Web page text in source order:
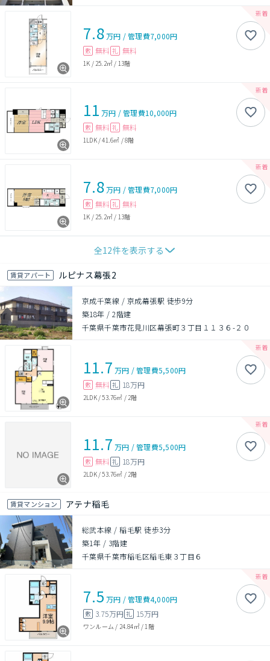
7.8万円 /管理費7,000円
敷 無料 礼 無料
1K / 25.2㎡ / 13階
11 万円 /管理費10,000円
敷 無料 礼 無料
1LDK/41.6㎡ /8階
7.8万円 /管理費7,000円
敷 無料 礼 無料
1K / 25.2㎡ / 13階
全12件を表示する
賃貸アパート ルピナス幕張2
京成千葉線 / 京成幕張駅 徒歩9分
築18年 /2階建
千葉県千葉市花見川区幕張町３丁目１１３６-２０
11.7 万円 /管理費5,500円
敷 無料 礼 18万円
2LDK/53.76㎡ / 2階
11.7 万円 /管理費5,500円
敷 無料 礼 18万円
2LDK/53.76㎡ / 2階
賃貸マンション アテナ稲毛
総武本線 / 稲毛駅 徒歩3分
築1年 / 3階建
千葉県千葉市稲毛区稲毛東３丁目６
7.5 万円 /管理費4,000円
敷 3.75万円 礼 15万円
ワンルーム / 24.84㎡/ 1階